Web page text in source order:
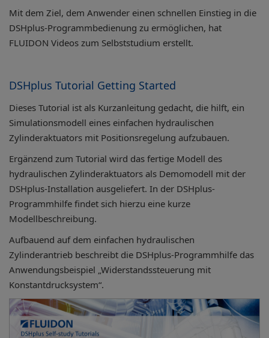
Mit dem Ziel, dem Anwender einen schnellen Einstieg in die
DSHplus-Programmbedienung zu ermöglichen, hat
FLUIDON Videos zum Selbststudium erstellt.
DSHplus Tutorial Getting Started
Dieses Tutorial ist als Kurzanleitung gedacht, die hilft, ein
Simulationsmodell eines einfachen hydraulischen
Zylinderaktuators mit Positionsregelung aufzubauen.
Ergänzend zum Tutorial wird das fertige Modell des
hydraulischen Zylinderaktuators als Demomodell mit der
DSHplus-Installation ausgeliefert. In der DSHplus-
Programmhilfe findet sich hierzu eine kurze
Modellbeschreibung.
Aufbauend auf dem einfachen hydraulischen
Zylinderantrieb beschreibt die DSHplus-Programmhilfe das
Anwendungsbeispiel „Widerstandssteuerung mit
Konstantdrucksystem“.